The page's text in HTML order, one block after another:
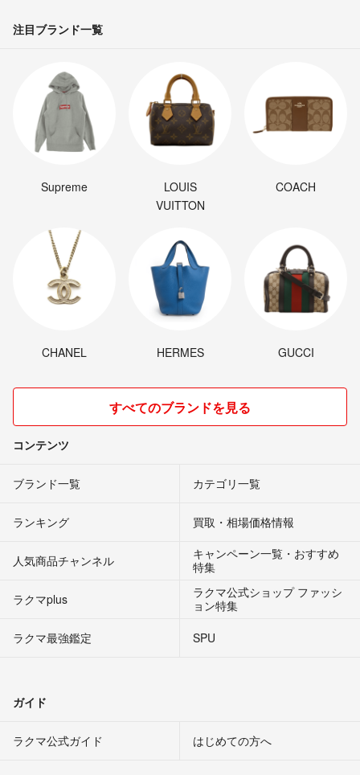
注目ブランド一覧
Supreme
LOUIS
VUITTON
COACH
CHANEL HERMES GUCCI
すべてのブランドを見る
コンテンツ
ブランド一覧 カテゴリ一覧
ランキング 買取・相場価格情報
人気商品チャンネル
キャンペーン一覧・おすすめ
特集
ラクマplus
ラクマ公式ショップ ファッシ
ョン特集
ラクマ最強鑑定
SPU
ガイド
ラクマ公式ガイド はじめての方へ